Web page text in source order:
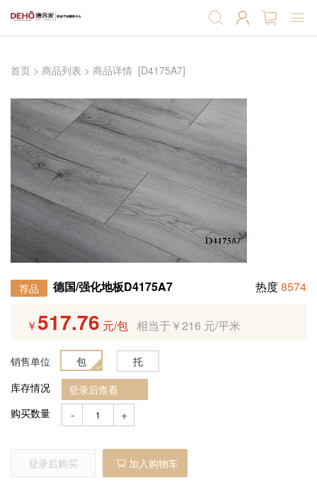
首页
强化地板
实木复合地板
软木地板
软木墙板
产品辅料
产品预售
定制产品
首页 > 商品列表 > 商品详情 [D4175A7]
荐品 德国/强化地板D4175A7 热度8574
￥517.76 元/包 相当于￥216 元/平米
销售单位 包
托
库存情况
登录后查看
购买数量
- +
登录后购买 加入购物车